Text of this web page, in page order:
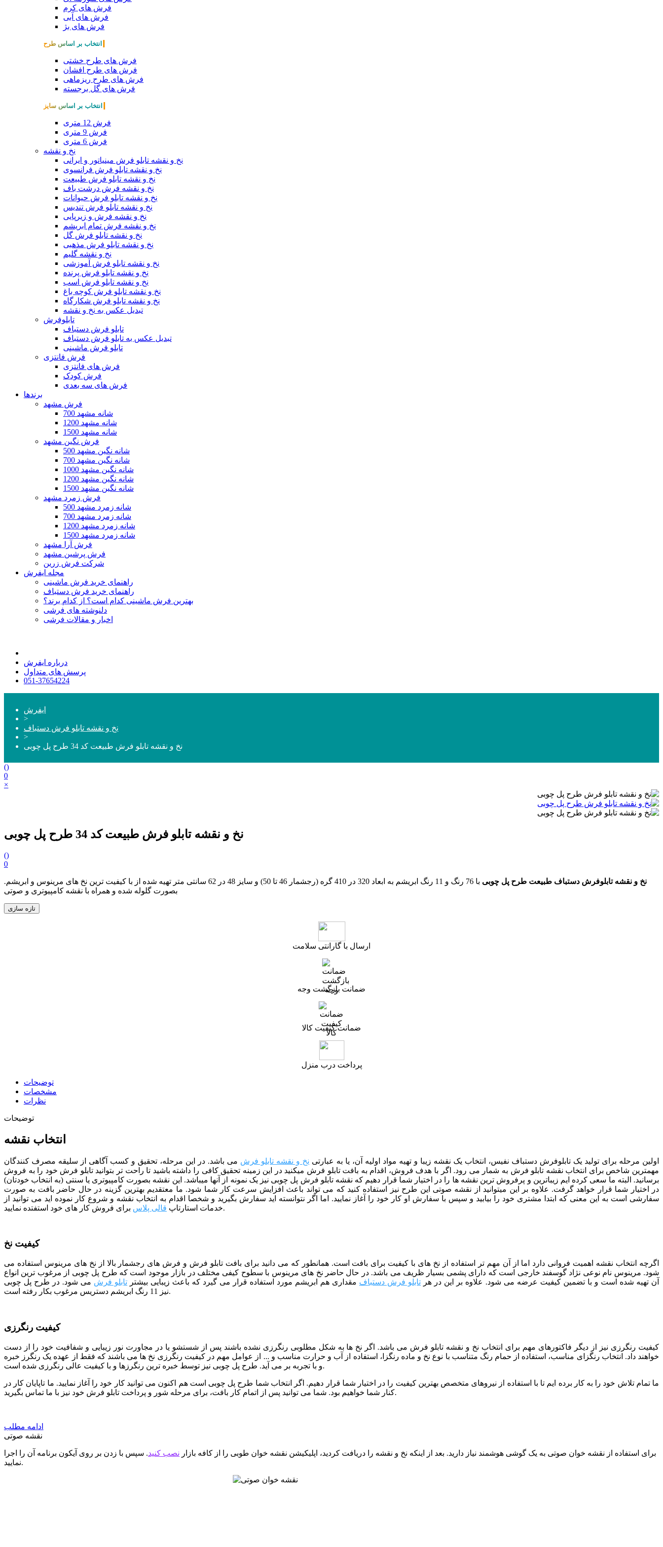
فرش های کرم
فرش های آبی
فرش های بژ
انتخاب بر اساس طرح
فرش های طرح خشتی
فرش های طرح افشان
فرش های طرح ریزماهی
فرش های گل برجسته
انتخاب بر اساس سایز
فرش 12 متری
فرش 9 متری
فرش 6 متری
نخ و نقشه
نخ و نقشه تابلو فرش مینیاتور و ایرانی
نخ و نقشه تابلو فرش فرانسوی
نخ و نقشه تابلو فرش طبیعت
نخ و نقشه فرش درشت باف
نخ و نقشه تابلو فرش حیوانات
نخ و نقشه تابلو فرش تندیس
نخ و نقشه فرش و زیرپایی
نخ و نقشه فرش تمام ابریشم
نخ و نقشه تابلو فرش گل
نخ و نقشه تابلو فرش مذهبی
نخ و نقشه گلیم
نخ و نقشه تابلو فرش آموزشی
نخ و نقشه تابلو فرش پرنده
نخ و نقشه تابلو فرش اسب
نخ و نقشه تابلو فرش کوچه باغ
نخ و نقشه تابلو فرش شکارگاه
تبدیل عکس به نخ و نقشه
تابلوفرش
تابلو فرش دستباف
تبدیل عکس به تابلو فرش دستباف
تابلو فرش ماشینی
فرش فانتزی
فرش های فانتزی
فرش کودک
فرش های سه بعدی
برندها
فرش مشهد
700 شانه مشهد
1200 شانه مشهد
1500 شانه مشهد
فرش نگین مشهد
500 شانه نگین مشهد
700 شانه نگین مشهد
1000 شانه نگین مشهد
1200 شانه نگین مشهد
1500 شانه نگین مشهد
فرش زمرد مشهد
500 شانه زمرد مشهد
700 شانه زمرد مشهد
1200 شانه زمرد مشهد
1500 شانه زمرد مشهد
فرش آرا مشهد
فرش پرشین مشهد
شرکت فرش زرین
مجله ایفرش
راهنمای خرید فرش ماشینی
راهنمای خرید فرش دستباف
بهترین فرش ماشینی کدام است؟ از کدام برند؟
دلنوشته های فرشی
اخبار و مقالات فرشی
درباره ایفرش
پرسش های متداول
051-37654224
ایفرش
>
نخ و نقشه تابلو فرش دستباف
>
نخ و نقشه تابلو فرش طبیعت کد 34 طرح پل چوبی
()
0
×
نخ و نقشه تابلو فرش طبیعت کد 34 طرح پل چوبی
()
0
نخ و نقشه تابلوفرش دستباف طبیعت طرح پل چوبی با 76 رنگ و 11 رنگ ابریشم به ابعاد 320 در 410 گره (رجشمار 46 تا 50 )
و سایز 48 در 62 سانتی متر تهیه شده از با کیفیت ترین نخ های مرینوس و ابریشم.
بصورت گلوله شده و همراه با نقشه کامپیوتری و صوتی
ارسال با گارانتی سلامت
ضمانت بازگشت وجه
ضمانت کیفیت کالا
پرداخت درب منزل
توضیحات
مشخصات
نظرات
توضیحات
انتخاب نقشه
اولین مرحله برای تولید یک تابلوفرش دستباف نفیس، انتخاب یک نقشه زیبا و تهیه مواد اولیه آن، یا به عبارتی نخ و نقشه تابلو فرش می باشد. در این مرحله، تحقیق و کسب آگاهی از سلیقه مصرف کنندگان
مهمترین شاخص برای انتخاب نقشه تابلو فرش به شمار می رود. اگر با هدف فروش، اقدام به بافت تابلو فرش میکنید در این زمینه تحقیق کافی را داشته باشید تا راحت تر بتوانید تابلو فرش خود را به فروش
برسانید. البته ما سعی کرده ایم زیباترین و پرفروش ترین نقشه ها را در اختیار شما قرار دهیم که نقشه تابلو فرش پل چوبی نیز یک نمونه از آنها میباشد. این نقشه بصورت کامپیوتری یا سنتی (به انتخاب خودتان)
در اختیار شما قرار خواهد گرفت. علاوه بر این میتوانید از نقشه صوتی این طرح نیز استفاده کنید که می تواند باعث افزایش سرعت کار شما شود. ما معتقدیم بهترین گزینه در حال حاضر بافت به صورت
سفارشی است به این معنی که ابتدا مشتری خود را بیابید و سپس با سفارش او کار خود را آغاز نمایید. اما اگر نتوانسته اید سفارش بگیرید و شخصا اقدام به انتخاب نقشه و شروع کار نموده اید می توانید از
خدمات استارتاپ قالی پلاس برای فروش کار های خود استفتده نمایید.
کیفیت نخ
اگرچه انتخاب نقشه اهمیت فروانی دارد اما از آن مهم تر استفاده از نخ های با کیفیت برای بافت است. همانطور که می دانید برای بافت تابلو فرش و فرش های رجشمار بالا از نخ های مرینوس استفاده می
شود. مرینوس نام نوعی نژاد گوسفند خارجی است که دارای پشمی بسیار ظریف می باشد. در حال حاضر نخ های مرینوس با سطوح کیفی مختلف در بازار موجود است که طرح پل چوبی از مرغوب ترین انواع
آن تهیه شده است و با تضمین کیفیت عرضه می شود. علاوه بر این در هر تابلو فرش دستباف مقداری هم ابریشم مورد استفاده قرار می گیرد که باعث زیبایی بیشتر تابلو فرش می شود. در طرح پل چوبی
نیز 11 رنگ ابریشم دستریس مرغوب بکار رفته است.
کیفیت رنگرزی
کیفیت رنگرزی نیز از دیگر فاکتورهای مهم برای انتخاب نخ و نقشه تابلو فرش می باشد. اگر نخ ها به شکل مطلوبی رنگرزی نشده باشند پس از شستشو یا در مجاورت نور زیبایی و شفافیت خود را از دست
خواهند داد. انتخاب رنگزای مناسب، استفاده از حمام رنگ متناسب با نوع نخ و ماده رنگزا، استفاده از آب و حرارت مناسب و ... از عوامل مهم در کیفیت رنگرزی نخ ها می باشند که فقط از عهده یک رنگرز خبره
و با تجربه بر می آید. طرح پل چوبی نیز توسط خبره ترین رنگرزها و با کیفیت عالی رنگرزی شده است.
ما تمام تلاش خود را به کار برده ایم تا با استفاده از نیروهای متخصص بهترین کیفیت را در اختیار شما قرار دهیم. اگر انتخاب شما طرح پل چوبی است هم اکنون می توانید کار خود را آغاز نمایید. ما تاپایان کار در
کنار شما خواهیم بود. شما می توانید پس از اتمام کار بافت، برای مرحله شور و پرداخت تابلو فرش خود نیز با ما تماس بگیرید.
ادامه مطلب
نقشه صوتی
برای استفاده از نقشه خوان صوتی به یک گوشی هوشمند نیاز دارید. بعد از اینکه نخ و نقشه را دریافت کردید، اپلیکیشن نقشه خوان طوبی را از کافه بازار نصب کنید. سپس با زدن بر روی آیکون برنامه آن را اجرا
نمایید.